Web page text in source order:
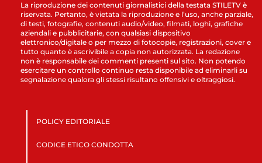
La riproduzione dei contenuti giornalistici della testata STILETV è
riservata. Pertanto, è vietata la riproduzione e l’uso, anche parziale,
di testi, fotografie, contenuti audio/video, filmati, loghi, grafiche
aziendali e pubblicitarie, con qualsiasi dispositivo
elettronico/digitale o per mezzo di fotocopie, registrazioni, cover e
tutto quanto è ascrivibile a copia non autorizzata. La redazione
non è responsabile dei commenti presenti sul sito. Non potendo
esercitare un controllo continuo resta disponibile ad eliminarli su
segnalazione qualora gli stessi risultano offensivi e oltraggiosi.
POLICY EDITORIALE
CODICE ETICO CONDOTTA